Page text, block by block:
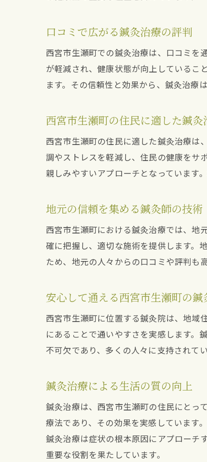
口コミで広がる鍼灸治療の評判
西宮市生瀬町での鍼灸治療は、口コミを
が軽減され、健康状態が向上しているこ
ます。その信頼性と効果から、鍼灸治療
西宮市生瀬町の住民に適した鍼灸
西宮市生瀬町の住民に適した鍼灸治療は
調やストレスを軽減し、住民の健康をサ
親しみやすいアプローチとなっています
地元の信頼を集める鍼灸師の技術
西宮市生瀬町における鍼灸治療では、地
確に把握し、適切な施術を提供します。
ため、地元の人々からの口コミや評判も
安心して通える西宮市生瀬町の鍼
西宮市生瀬町に位置する鍼灸院は、地域
にあることで通いやすさを実感します。
不可欠であり、多くの人々に支持されて
鍼灸治療による生活の質の向上
鍼灸治療は、西宮市生瀬町の住民にとっ
療法であり、その効果を実感しています
鍼灸治療は症状の根本原因にアプローチ
重要な役割を果たしています。